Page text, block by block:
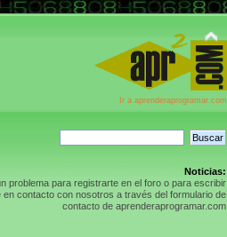
Ir a aprenderaprogramar.com
Noticias:
problema para registrarte en el foro o para escribir
en contacto con nosotros a través del formulario de
contacto de aprenderaprogramar.com